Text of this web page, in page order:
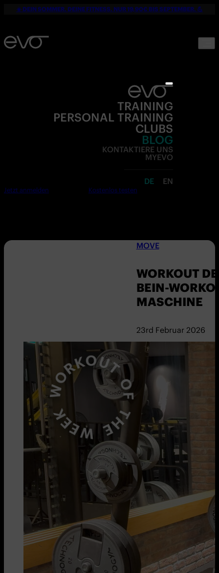
☀️ DEIN SOMMER. DEINE FITNESS. NUR 19,90€ BIS SEPTEMBER. 💪
TRAINING
PERSONAL TRAINING
CLUBS
BLOG
KONTAKTIERE UNS
MYEVO
DE EN
Jetzt anmelden Kostenlos testen
MOVE
WORKOUT
BEIN-
MASCHINE
23rd Februar 2026